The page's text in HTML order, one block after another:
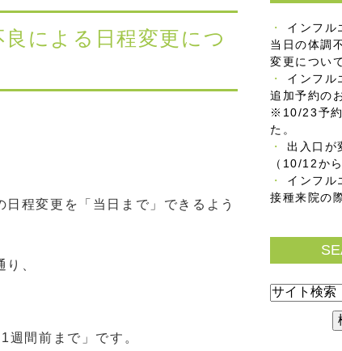
による日程変更につ
程変更を「当日まで」できるよう
、
間前まで」です。
インフル
当日の体調
変更につい
インフル
追加予約の
※10/23予約
た。
出入口が
（10/12から
インフル
接種来院の